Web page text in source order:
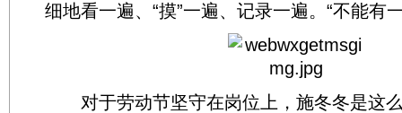
细地看一遍、“摸”一遍、记录一遍。“不能有
对于劳动节坚守在岗位上，施冬冬是这么